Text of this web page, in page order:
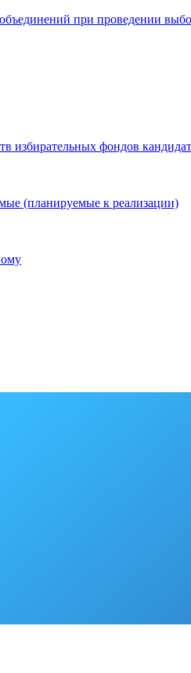
при проведении
избирательных фондов
(планируемые к реализации)